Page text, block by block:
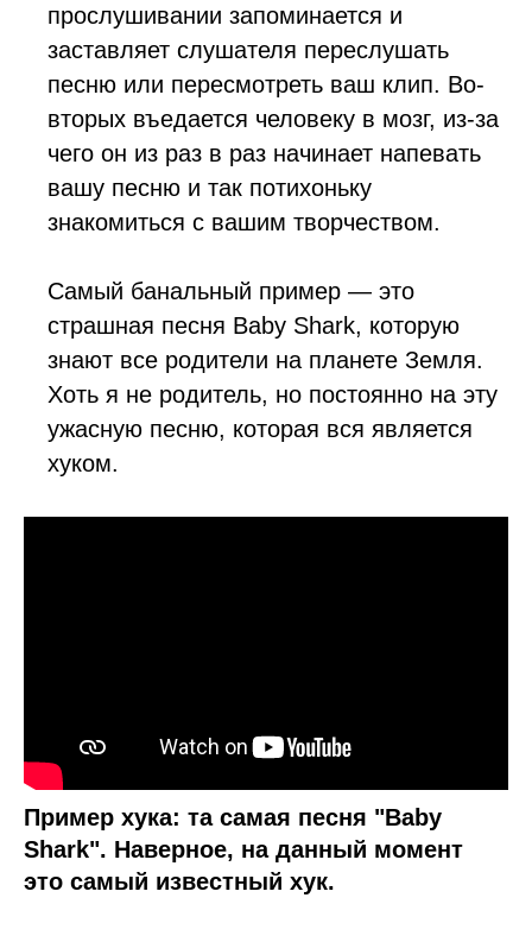
прослушивании запоминается и
заставляет слушателя переслушать
песню или пересмотреть ваш клип. Во-
вторых въедается человеку в мозг, из-за
чего он из раз в раз начинает напевать
вашу песню и так потихоньку
знакомиться с вашим творчеством.
Самый банальный пример — это
страшная песня Baby Shark, которую
знают все родители на планете Земля.
Хоть я не родитель, но постоянно на эту
ужасную песню, которая вся является
хуком.
Пример хука: та самая песня "Baby
Shark". Наверное, на данный момент
это самый известный хук.